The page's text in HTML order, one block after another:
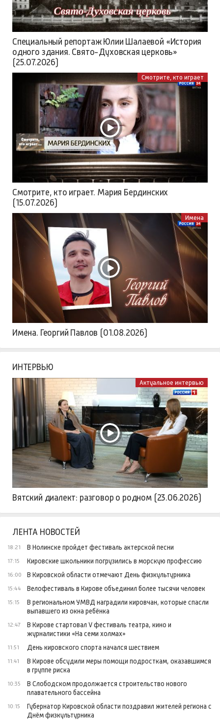
Специальный репортаж Юлии Шалаевой «История
одного здания. Свято-Духовская церковь»
(25.07.2026)
Смотрите, кто играет
Смотрите, кто играет. Мария Бердинских
(15.07.2026)
Имена
Имена. Георгий Павлов (01.08.2026)
ИНТЕРВЬЮ
Актуальное интервью
Вятский диалект: разговор о родном (23.06.2026)
ЛЕНТА НОВОСТЕЙ
18:21 В Нолинске пройдет фестиваль актерской песни
17:15 Кировские школьники погрузились в морскую профессию
16:00 В Кировской области отмечают День физкультурника
15:44 Велофестиваль в Кирове объединил более тысячи человек
15:15
В региональном УМВД наградили кировчан, которые спасли
выпавшего из окна ребёнка
12:47
В Кирове стартовал V фестиваль театра, кино и
журналистики «На семи холмах»
11:51 День кировского спорта начался шествием
11:41
В Кирове обсудили меры помощи подросткам, оказавшимся
в группе риска
10:35
В Слободском продолжается строительство нового
плавательного бассейна
10:15
Губернатор Кировской области поздравил жителей региона с
Днём физкультурника